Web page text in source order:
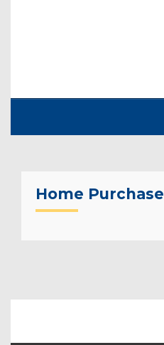
Home Purchase